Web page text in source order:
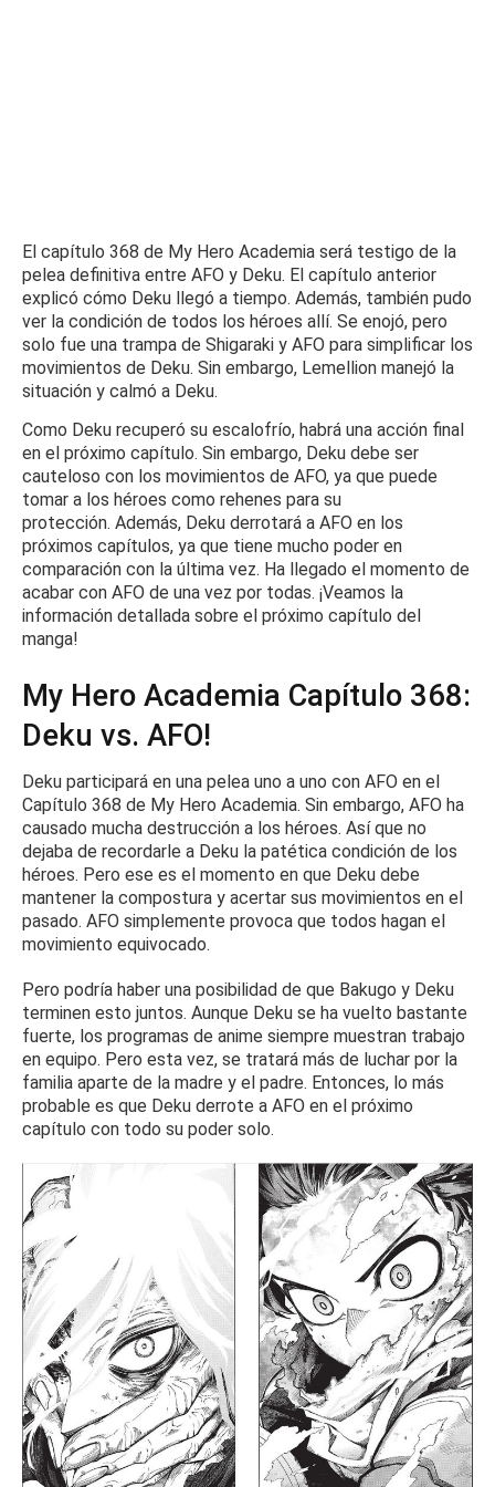
El capítulo 368 de My Hero Academia será testigo de la
pelea definitiva entre AFO y Deku. El capítulo anterior
explicó cómo Deku llegó a tiempo. Además, también pudo
ver la condición de todos los héroes allí. Se enojó, pero
solo fue una trampa de Shigaraki y AFO para simplificar los
movimientos de Deku. Sin embargo, Lemellion manejó la
situación y calmó a Deku.
Como Deku recuperó su escalofrío, habrá una acción final
en el próximo capítulo. Sin embargo, Deku debe ser
cauteloso con los movimientos de AFO, ya que puede
tomar a los héroes como rehenes para su
protección. Además, Deku derrotará a AFO en los
próximos capítulos, ya que tiene mucho poder en
comparación con la última vez. Ha llegado el momento de
acabar con AFO de una vez por todas. ¡Veamos la
información detallada sobre el próximo capítulo del
manga!
My Hero Academia Capítulo 368:
Deku vs. AFO!
Deku participará en una pelea uno a uno con AFO en el
Capítulo 368 de My Hero Academia. Sin embargo, AFO ha
causado mucha destrucción a los héroes. Así que no
dejaba de recordarle a Deku la patética condición de los
héroes. Pero ese es el momento en que Deku debe
mantener la compostura y acertar sus movimientos en el
pasado. AFO simplemente provoca que todos hagan el
movimiento equivocado.
Pero podría haber una posibilidad de que Bakugo y Deku
terminen esto juntos. Aunque Deku se ha vuelto bastante
fuerte, los programas de anime siempre muestran trabajo
en equipo. Pero esta vez, se tratará más de luchar por la
familia aparte de la madre y el padre. Entonces, lo más
probable es que Deku derrote a AFO en el próximo
capítulo con todo su poder solo.